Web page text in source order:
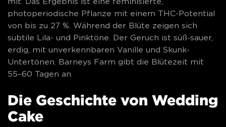
photoperiodische Pflanze mit einem THC-Potential
von bis zu 27 %. Während der Blüte zeigen sich
subtile Lila- und Pinktöne. Der Geruch ist süß-sauer,
erdig, mit unverkennbaren Vanille und Skunk-
Untertönen. Barneys Farm gibt die Blütezeit mit
55–60 Tagen an.
Die Geschichte von Wedding
Cake